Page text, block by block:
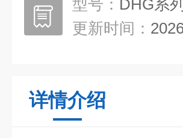
型号： DHG系列
更新时间：
详情介绍